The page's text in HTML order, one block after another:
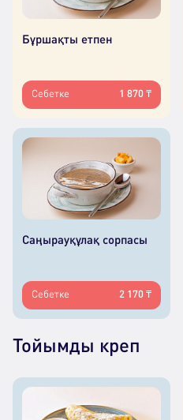
Бұршақты етпен
Себетке 1 870 ₸
Саңырауқұлақ сорпасы
Себетке 2 170 ₸
Тойымды креп